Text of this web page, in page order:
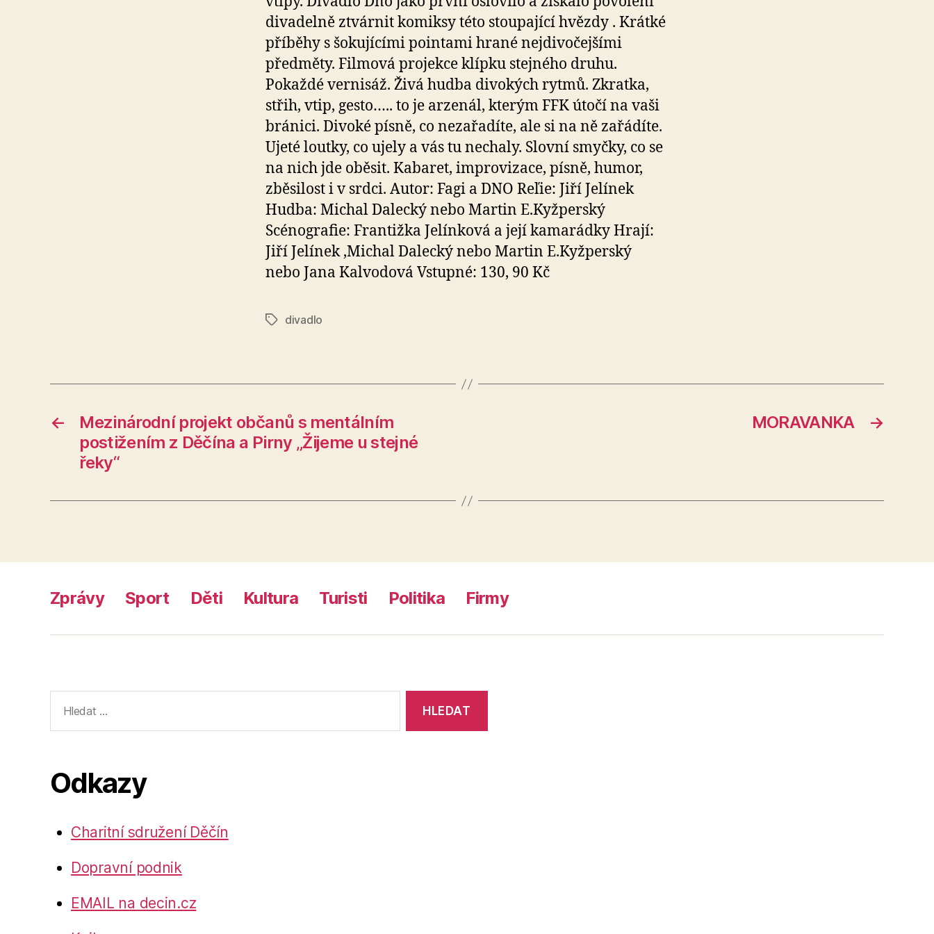
divadelně ztvárnit komiksy této stoupající hvězdy . Krátké
příběhy s šokujícími pointami hrané nejdivočejšími
předměty. Filmová projekce klípku stejného druhu.
Pokaždé vernisáž. Živá hudba divokých rytmů. Zkratka,
střih, vtip, gesto….. to je arzenál, kterým FFK útočí na vaši
bránici. Divoké písně, co nezařadíte, ale si na ně zařádíte.
Ujeté loutky, co ujely a vás tu nechaly. Slovní smyčky, co se
na nich jde oběsit. Kabaret, improvizace, písně, humor,
zběsilost i v srdci. Autor: Fagi a DNO Reľie: Jiří Jelínek
Hudba: Michal Dalecký nebo Martin E.Kyžperský
Scénografie: Frantižka Jelínková a její kamarádky Hrají:
Jiří Jelínek ,Michal Dalecký nebo Martin E.Kyžperský
nebo Jana Kalvodová Vstupné: 130, 90 Kč
Štítkydivadlo
←
Mezinárodní projekt občanů s mentálním
postižením z Děčína a Pirny „Žijeme u stejné
řeky“
→
MORAVANKA
Zprávy Sport Děti Kultura Turisti Politika Firmy
vyhledávání:
Odkazy
Charitní sdružení Děčín
Dopravní podnik
EMAIL na decin.cz